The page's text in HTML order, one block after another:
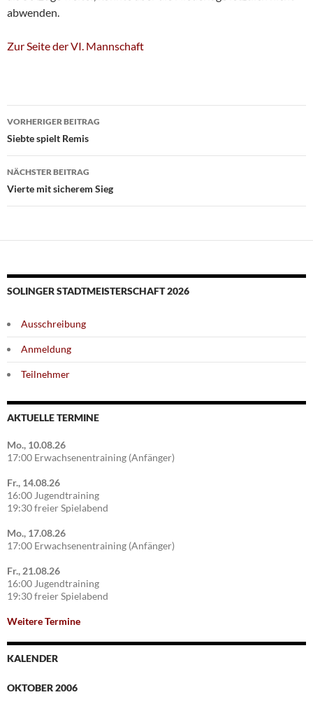
abwenden.
Zur Seite der VI. Mannschaft
Beitragsnavigation
VORHERIGER BEITRAG
Siebte spielt Remis
NÄCHSTER BEITRAG
Vierte mit sicherem Sieg
SOLINGER STADTMEISTERSCHAFT 2026
Ausschreibung
Anmeldung
Teilnehmer
AKTUELLE TERMINE
Mo., 10.08.26
17:00 Erwachsenentraining (Anfänger)
Fr., 14.08.26
16:00 Jugendtraining
19:30 freier Spielabend
Mo., 17.08.26
17:00 Erwachsenentraining (Anfänger)
Fr., 21.08.26
16:00 Jugendtraining
19:30 freier Spielabend
Weitere Termine
KALENDER
OKTOBER 2006